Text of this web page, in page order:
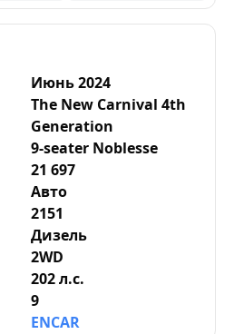
Июнь 2024
The New Carnival 4th
Generation
9-seater Noblesse
21 697
Авто
2151
Дизель
2WD
202 л.с.
9
ENCAR